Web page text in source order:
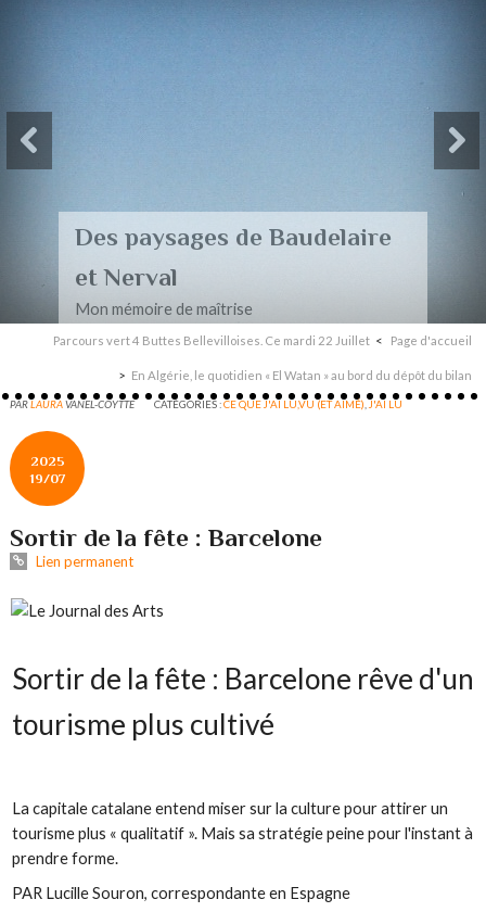
Des paysages de Baudelaire
et Nerval
Mon mémoire de maîtrise
Parcours vert 4 Buttes Bellevilloises. Ce mardi 22 Juillet Page d'accueil
En Algérie, le quotidien « El Watan » au bord du dépôt du bilan
PARLAURAVANEL-COYTTE CATÉGORIES :CE QUE J'AI LU,VU (ET AIMÉ) ,J'AI LU
2025
19/07
Sortir de la fête : Barcelone
Lien permanent
Sortir de la fête : Barcelone rêve d'un
tourisme plus cultivé
La capitale catalane entend miser sur la culture pour attirer un
tourisme plus « qualitatif ». Mais sa stratégie peine pour l'instant à
prendre forme.
PAR Lucille Souron, correspondante en Espagne